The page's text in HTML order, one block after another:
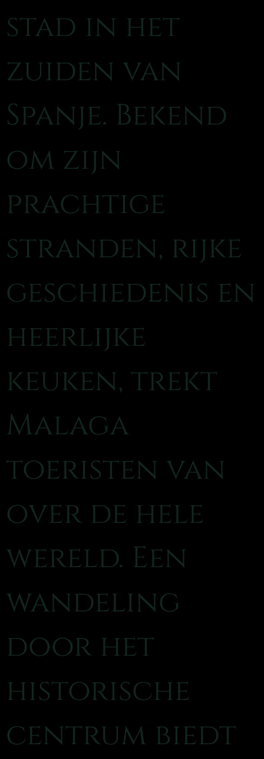
stad in het
zuiden van
Spanje. Bekend
om zijn
prachtige
stranden, rijke
geschiedenis en
heerlijke
keuken, trekt
Malaga
toeristen van
over de hele
wereld. Een
wandeling
door het
historische
centrum biedt